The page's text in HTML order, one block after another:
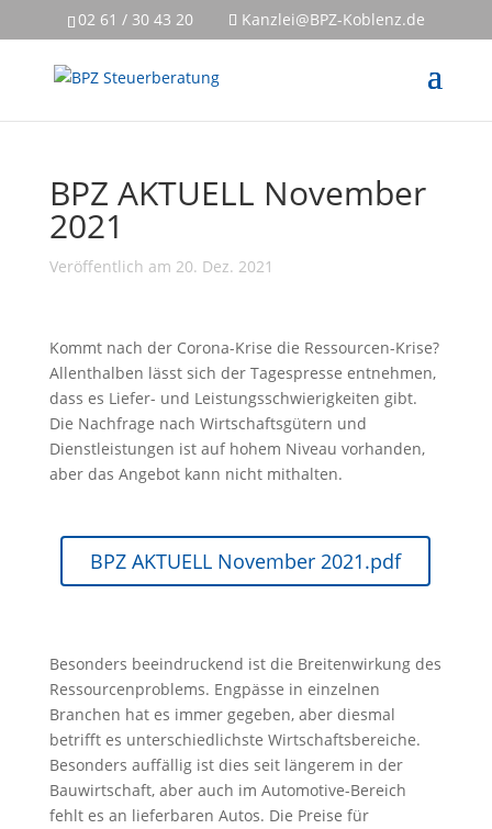
02 61 / 30 43 20 Kanzlei@BPZ-Koblenz.de
BPZ AKTUELL November
2021
Veröffentlich am 20. Dez. 2021
Kommt nach der Corona-Krise die Ressourcen-Krise?
Allenthalben lässt sich der Tagespresse entnehmen,
dass es Liefer- und Leistungsschwierigkeiten gibt.
Die Nachfrage nach Wirtschaftsgütern und
Dienstleistungen ist auf hohem Niveau vorhanden,
aber das Angebot kann nicht mithalten.
BPZ AKTUELL November 2021.pdf
Besonders beeindruckend ist die Breitenwirkung des
Ressourcenproblems. Engpässe in einzelnen
Branchen hat es immer gegeben, aber diesmal
betrifft es unterschiedlichste Wirtschaftsbereiche.
Besonders auffällig ist dies seit längerem in der
Bauwirtschaft, aber auch im Automotive-Bereich
fehlt es an lieferbaren Autos. Die Preise für